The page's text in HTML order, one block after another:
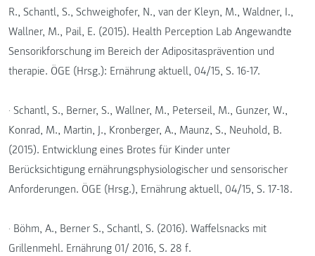
R., Schantl, S., Schweighofer, N., van der Kleyn, M., Waldner, I.,
Wallner, M., Pail, E. (2015). Health Perception Lab Angewandte
Sensorikforschung im Bereich der Adipositasprävention und
therapie. ÖGE (Hrsg.): Ernährung aktuell, 04/15, S. 16-17.
· Schantl, S., Berner, S., Wallner, M., Peterseil, M., Gunzer, W.,
Konrad, M., Martin, J., Kronberger, A., Maunz, S., Neuhold, B.
(2015). Entwicklung eines Brotes für Kinder unter
Berücksichtigung ernährungsphysiologischer und sensorischer
Anforderungen. ÖGE (Hrsg.), Ernährung aktuell, 04/15, S. 17-18.
· Böhm, A., Berner S., Schantl, S. (2016). Waffelsnacks mit
Grillenmehl. Ernährung 01/ 2016, S. 28 f.